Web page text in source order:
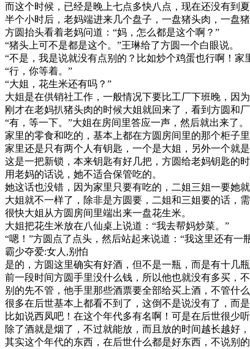
而这个时候，已经是晚上七点多快八点，现在还没有到
半个小时后，老妈端进来几个盘子，一盘猪头肉，一盘
方圆抬头看着老妈问道：“妈，怎么都是这个啊？”
“猪头上可不是都是这个。”王琳给了方圆一个白眼说。
“不是，我是说就没有点别的？比如炒个鸡蛋也行啊！
“行，你等着。”
“大姐，花生米还有吗？”
大姐是在供销社工作，一般情况下要比工厂下班晚，因
刚才在老妈扒猪头肉的时候大姐就回来了，看到方圆和
“有，等一下。”大姐在房间里答应一声，然后就出来了。
家里的零食和吃的，基本上都在方圆房间里的那个柜子里
家里还是只有两个人有钥匙，一个是大姐，另外一个就是
这是一把新锁，本来钥匙有好几把，方圆给老妈钥匙的时
用老妈的话说，她不适合保管吃的。
她这话也没错，因为家里只要有吃的，二姐三姐一要她
大姐就不一样了，除非是方圆要，二姐和三姐要的话，
很快大姐从方圆房间里端出来一盘花生米。
大姐把花生米放在八仙桌上说道：“我去帮妈炒菜。”
“嗯！”方圆点了点头，然后站起来说道：“我这里还有一
霸少夺爱:女人,别怕
是的，方圆这里确实有好酒，但不是一瓶，而是有十几瓶
前一段时间方圆手里没什么钱，所以他也就没有多买，
别的先不管，他手里那些酒票要全部给买上酒，不管什
很多在后世基本上都看不到了，这倒不是说没有了，而是
比如说西凤吧！在这个年代多有名啊！可是在后世很少听
除了酒就是烟了，不过就能放，而且放的时间越长越好
其实这个年代的东西，在后世什么都是好东西，不说别